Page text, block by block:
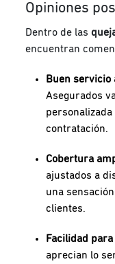
Opiniones
Dentro de las
encuentran
Buen servicio
Asegurados
contratación.
Cobertura
ajustados a
una
clientes.
Facilidad
aprecian lo